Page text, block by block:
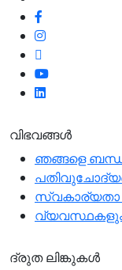
വിഭവങ്ങൾ
ഞങ്ങളെ
വ്യവസ്ഥകളും
ദ്രുത ലിങ്കുകൾ